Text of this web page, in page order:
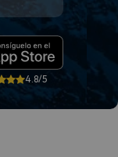
4.8/5